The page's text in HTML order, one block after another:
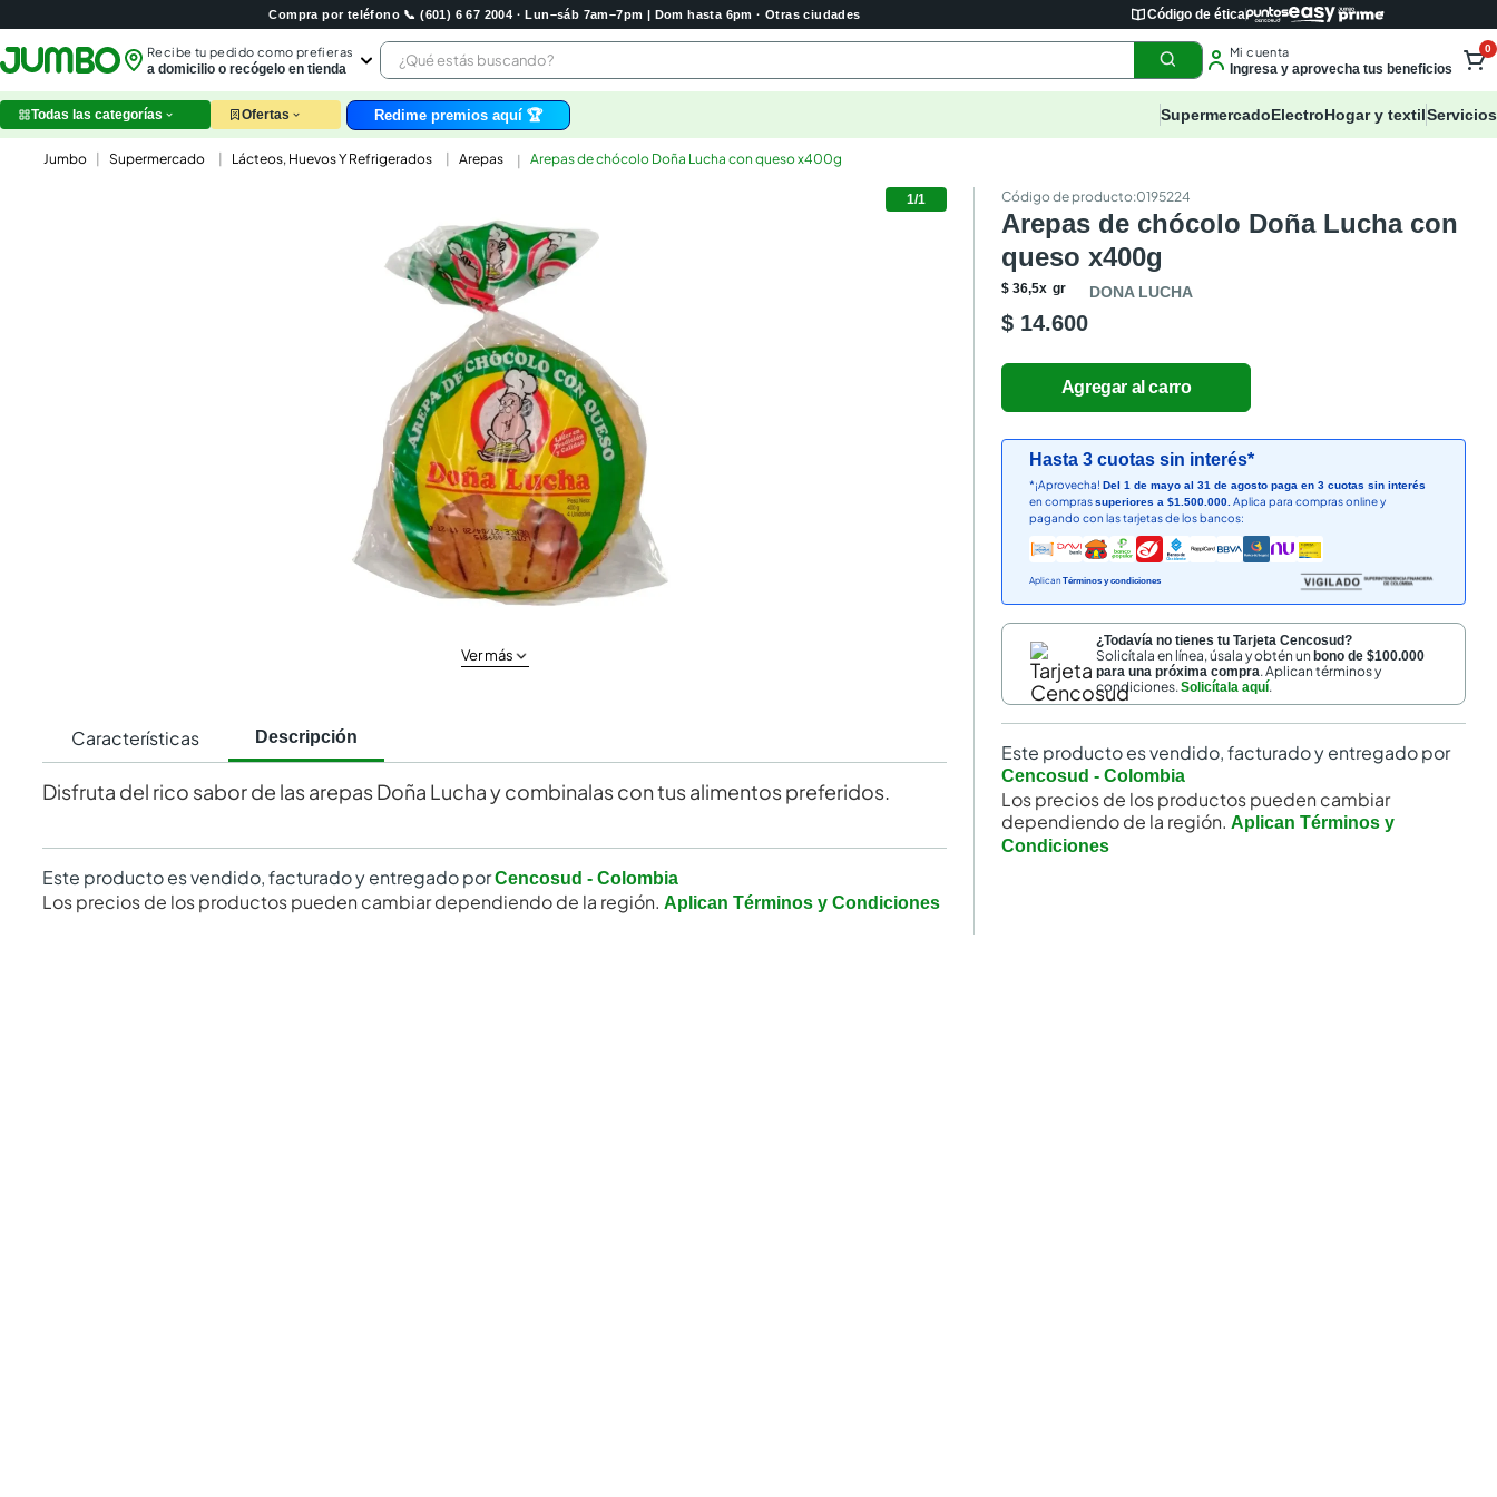
Compra por teléfono 📞 (601) 6 67 2004 · Lun–sáb 7am–7pm | Dom hasta 6pm · Otras ciudades Código de ética
Recibe tu pedido como prefieras
a domicilio o recógelo en tienda
¿Qué estás buscando?
leche
huevos
nutribela
galletas
aceite
queso
pollo
carne
Mi cuenta
Ingresa y aprovecha tus beneficios
0
Todas las categorías Ofertas Redime premios aquí 🏆 SupermercadoElectroHogar y textilServicios
Supermercado Lácteos, Huevos Y Refrigerados Arepas Arepas de chócolo Doña Lucha con queso x400g
1/1
Ver más
Características Descripción
Disfruta del rico sabor de las arepas Doña Lucha y combinalas con tus alimentos preferidos.
Este producto es vendido, facturado y entregado porCencosud - Colombia
Los precios de los productos pueden cambiar dependiendo de la región. Aplican Términos y Condiciones
:0195224
Arepas de chócolo Doña Lucha con
queso x400g
$ 36,5x gr DONA LUCHA
$ 14.600
Hasta 3 cuotas sin interés*
*¡Aprovecha!Del 1 de mayo al 31 de agosto paga en 3 cuotas sin interés
en comprassuperiores a $1.500.000. Aplica para compras online y
pagando con las tarjetas de los bancos:
Aplican Términos y condiciones
¿Todavía no tienes tu Tarjeta Cencosud?
Solicítala en línea, úsala y obtén unbono de $100.000
para una próxima compra. Aplican términos y
condiciones.Solicítala aquí.
Este producto es vendido, facturado y entregado por
Cencosud - Colombia
Los precios de los productos pueden cambiar
dependiendo de la región. Aplican Términos y
Condiciones